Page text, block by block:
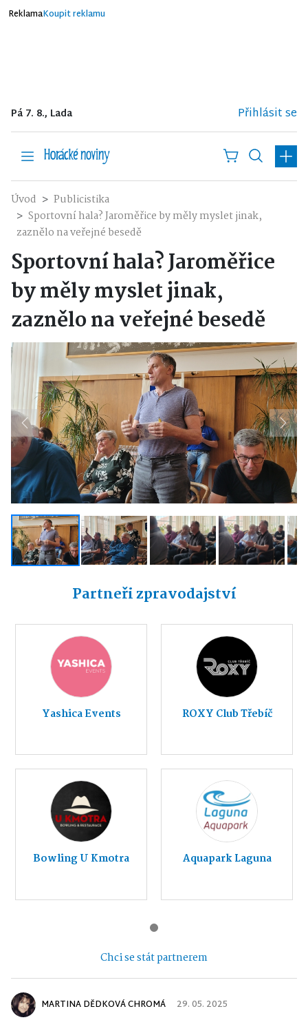
ReklamaKoupit reklamu
Pá 7. 8., Lada Přihlásit se
Úvod
Publicistika
Sportovní hala? Jaroměřice by měly myslet jinak,
zaznělo na veřejné besedě
Sportovní hala? Jaroměřice
by měly myslet jinak,
zaznělo na veřejné besedě
Previous Next
Partneři zpravodajství
Yashica Events ROXY Club Třebíč
Bowling U Kmotra Aquapark Laguna
Chci se stát partnerem
MARTINA DĚDKOVÁ CHROMÁ 29. 05. 2025